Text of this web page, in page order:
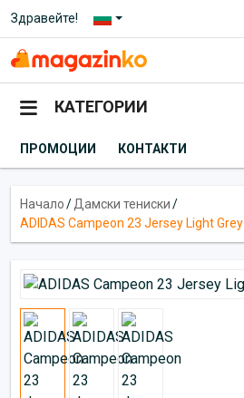
Здравейте!
КАТЕГОРИИ
ПРОМОЦИИ КОНТАКТИ
Начало/Дамски тениски/
ADIDAS Campeon 23 Jersey Light Grey